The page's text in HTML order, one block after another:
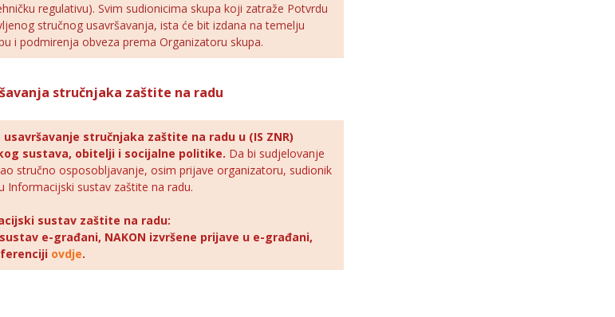
regulativu). Svim sudionicima skupa koji zatraže Potvrdu
stručnog usavršavanja, ista će bit izdana na temelju
i podmirenja obveza prema Organizatoru skupa.
stručnjaka zaštite na radu
stručnjaka zaštite na radu u (IS ZNR)
sustava, obitelji i socijalne politike. Da bi sudjelovanje
stručno osposobljavanje, osim prijave organizatoru, sudionik
Informacijski sustav zaštite na radu.
sustav zaštite na radu:
e-građani, NAKON izvršene prijave u e-građani,
ovdje.